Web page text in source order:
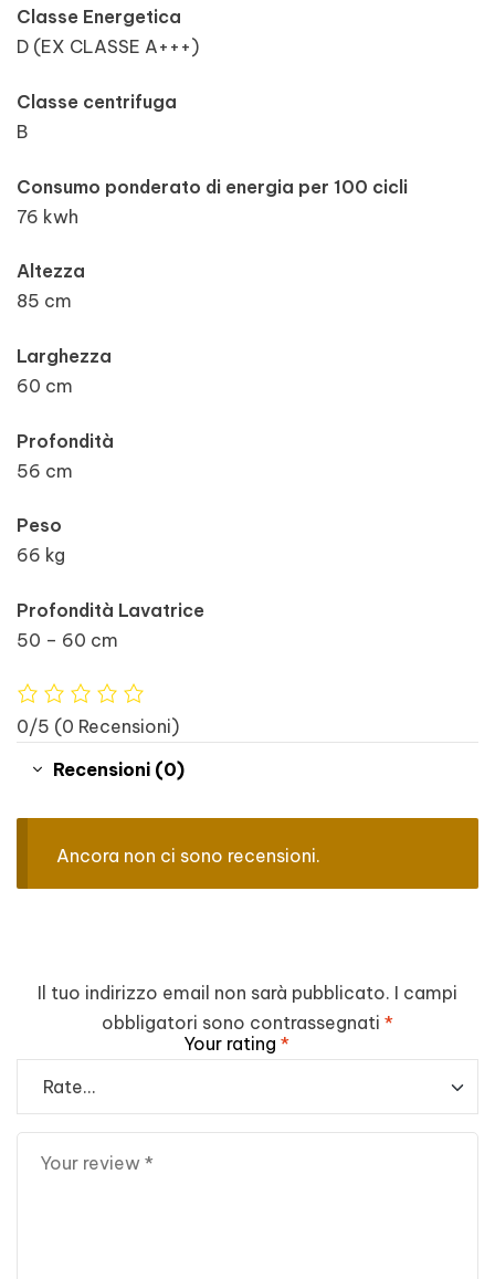
Classe Energetica
D (EX CLASSE A+++)
Classe centrifuga
B
Consumo ponderato di energia per 100 cicli
76 kwh
Altezza
85 cm
Larghezza
60 cm
Profondità
56 cm
Peso
66 kg
Profondità Lavatrice
50 – 60 cm
0/5 (0 Recensioni)
Recensioni (0)
Ancora non ci sono recensioni.
Il tuo indirizzo email non sarà pubblicato. I campi
obbligatori sono contrassegnati *
Your rating *